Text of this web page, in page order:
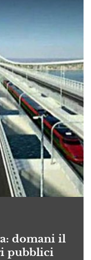
domani il
pubblici